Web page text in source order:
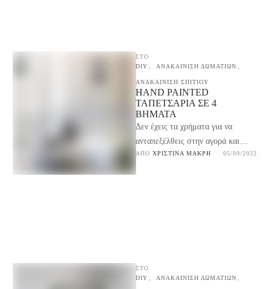
ΣΤΟ
DIY
ΑΝΑΚΑΙΝΙΣΗ ΔΩΜΑΤΙΩΝ
ΑΝΑΚΑΙΝΙΣΗ ΣΠΙΤΙΟΥ
HAND PAINTED
ΤΑΠΕΤΣΑΡΊΑ ΣΕ 4
ΒΉΜΑΤΑ
Δεν έχεις τα χρήματα για να
ανταπεξέλθεις στην αγορά και
τοποθέτηση ταπετσαρίας στο σπίτι
ΑΠΌ ΧΡΙΣΤΊΝΑ ΜΑΚΡΉ 05/09/2022
ΣΤΟ
DIY
ΑΝΑΚΑΙΝΙΣΗ ΔΩΜΑΤΙΩΝ